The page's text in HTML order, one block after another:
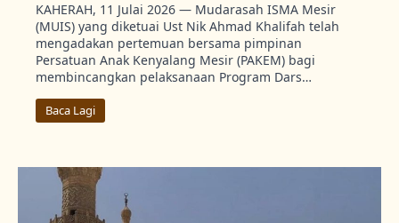
KAHERAH, 11 Julai 2026 — Mudarasah ISMA Mesir
(MUIS) yang diketuai Ust Nik Ahmad Khalifah telah
mengadakan pertemuan bersama pimpinan
Persatuan Anak Kenyalang Mesir (PAKEM) bagi
membincangkan pelaksanaan Program Dars…
Baca Lagi